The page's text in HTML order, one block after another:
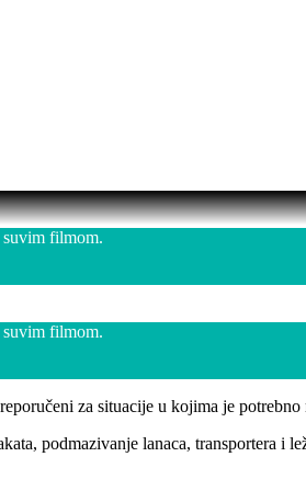
filmom.
filmom.
za situacije u kojima je
podmazivanje lanaca, transportera i